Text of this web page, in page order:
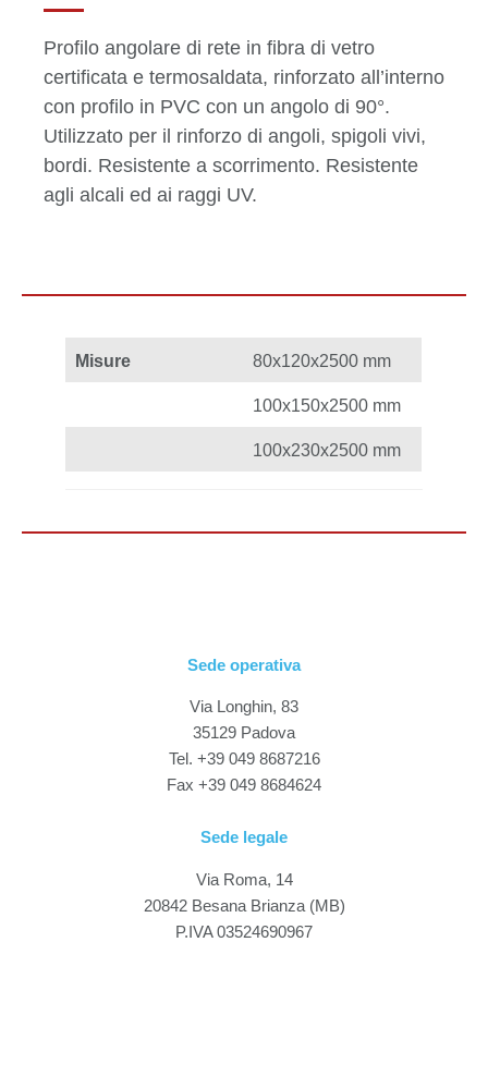
Profilo angolare di rete in fibra di vetro
certificata e termosaldata, rinforzato all’interno
con profilo in PVC con un angolo di 90°.
Utilizzato per il rinforzo di angoli, spigoli vivi,
bordi. Resistente a scorrimento. Resistente
agli alcali ed ai raggi UV.
Misure 80x120x2500 mm
100x150x2500 mm
100x230x2500 mm
Sede operativa
Via Longhin, 83
35129 Padova
Tel. +39 049 8687216
Fax +39 049 8684624
Sede legale
Via Roma, 14
20842 Besana Brianza (MB)
P.IVA 03524690967